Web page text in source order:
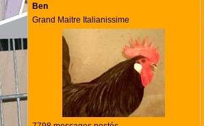
Ben
Grand Maitre Italianissime